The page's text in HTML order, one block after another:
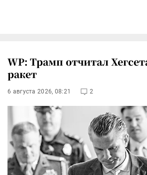
WP: Трамп отчитал
ракет
6 августа 2026, 08:21 2